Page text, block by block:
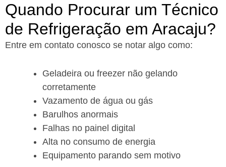
Quando Procurar um Técnico
de Refrigeração em Aracaju?
Entre em contato conosco se notar algo como:
Geladeira ou freezer não gelando
corretamente
Vazamento de água ou gás
Barulhos anormais
Falhas no painel digital
Alta no consumo de energia
Equipamento parando sem motivo